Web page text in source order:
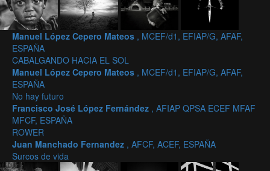
Manuel López Cepero Mateos , MCEF/d1, EFIAP/G, AFAF,
ESPAÑA
CABALGANDO HACIA EL SOL
Manuel López Cepero Mateos , MCEF/d1, EFIAP/G, AFAF,
ESPAÑA
No hay futuro
Francisco José López Fernández , AFIAP QPSA ECEF MFAF
MFCF, ESPAÑA
ROWER
Juan Manchado Fernandez , AFCF, ACEF, ESPAÑA
Surcos de vida